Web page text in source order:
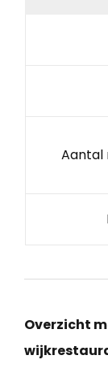
Aantal
Overzicht